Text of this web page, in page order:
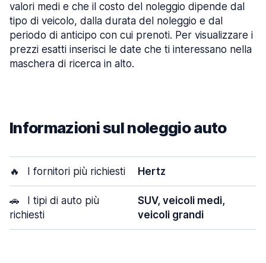
valori medi e che il costo del noleggio dipende dal
tipo di veicolo, dalla durata del noleggio e dal
periodo di anticipo con cui prenoti. Per visualizzare i
prezzi esatti inserisci le date che ti interessano nella
maschera di ricerca in alto.
Informazioni sul noleggio auto
🔥 I fornitori più richiesti Hertz
🚗
I tipi di auto più
richiesti
SUV, veicoli medi,
veicoli grandi